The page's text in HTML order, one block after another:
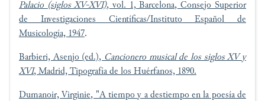
Palacio (siglos XV-XVI), vol. 1, Barcelona, Consejo Superior
de Investigaciones Científicas/Instituto Español de
Musicología, 1947.
Barbieri, Asenjo (ed.), Cancionero musical de los siglos XV y
XVI, Madrid, Tipografía de los Huérfanos, 1890.
Dumanoir, Virginie, "A tiempo y a destiempo en la poesía de